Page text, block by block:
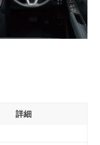
詳細